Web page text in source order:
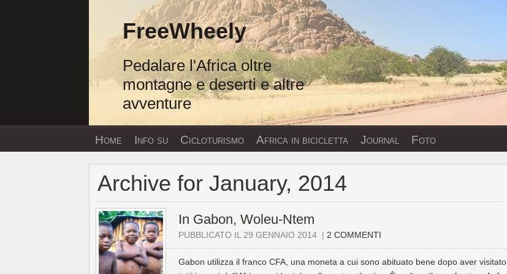
FreeWheely
Pedalare l'Africa oltre
montagne e deserti e altre
avventure
Home Info su Cicloturismo Africa in bicicletta Journal Foto
Archive for January, 2014
In Gabon, Woleu-Ntem
PUBBLICATO IL 29 GENNAIO 2014 | 2 COMMENTI
Gabon utilizza il franco CFA, una moneta a cui sono abituato bene dopo aver visitato